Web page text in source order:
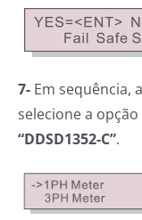
7- Em sequência,
selecione a opção
“DDSD1352-C”.